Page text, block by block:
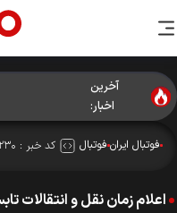
آخرین
اخبار:
فوتبال ایران فوتبال کد خبر :
اعلام زمان نقل و انتقالات